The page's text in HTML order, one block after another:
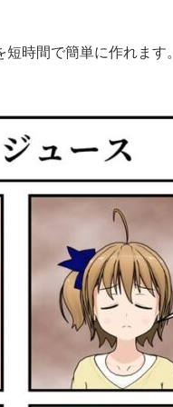
時間で簡単に作れます。